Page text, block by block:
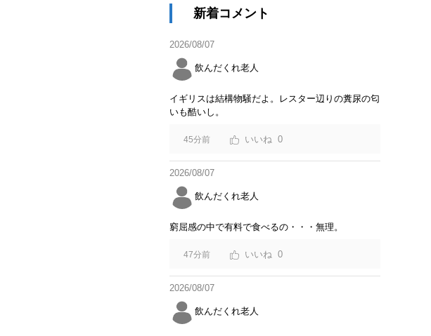
新着コメント
2026/08/07
飲んだくれ老人
イギリスは結構物騒だよ。レスター辺りの糞尿の匂
いも酷いし。
45分前 0
2026/08/07
飲んだくれ老人
窮屈感の中で有料で食べるの・・・無理。
47分前 0
2026/08/07
飲んだくれ老人